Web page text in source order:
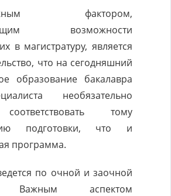
фактором,
возможности
в магистратуру, является
что на сегодняшний
образование бакалавра
необязательно
тому
подготовки, что и
программа.
по очной и заочной
Важным аспектом